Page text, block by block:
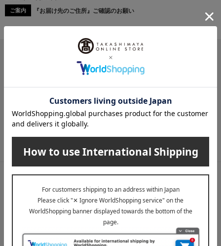
ご案内 『お届け先のご住所』ご確認のお願い
メールマガジン
ど、「高島屋オンラインストア」のお得＆うれしい情報をお届けい
たします。
メールマガジンについて詳しく見る
LINE公式アカウント
高島屋オンラインストアLINE公式アカウントでは百貨店ならではの
名品やお得な最新情報を配信中！